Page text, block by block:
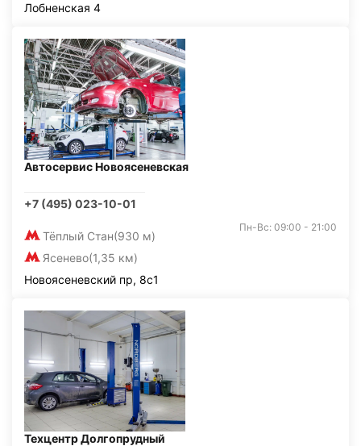
Лобненская 4
Автосервис Новоясеневская
+7 (495) 023-10-01
Тёплый Стан(930 м)
Ясенево(1,35 км)
Пн-Вс: 09:00 - 21:00
Новоясеневский пр, 8с1
Техцентр Долгопрудный